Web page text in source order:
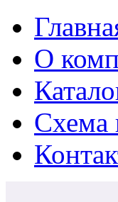
О
Схема